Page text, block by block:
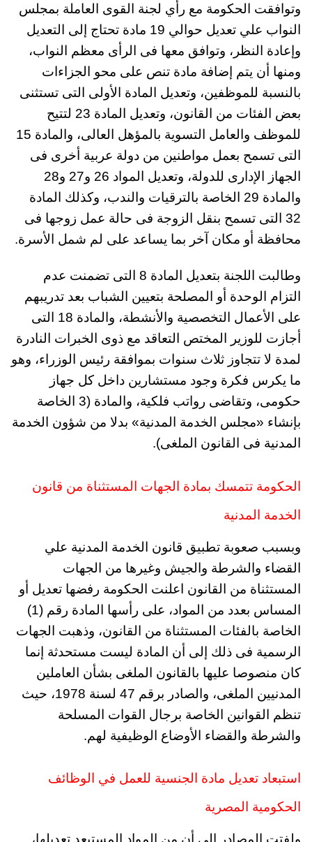
وتوافقت الحكومة مع رأي لجنة القوى العاملة بمجلس
النواب علي تعديل حوالي 19 مادة تحتاج إلى التعديل
وإعادة النظر، وتوافق معها فى الرأى معظم النواب،
ومنها أن يتم إضافة مادة تنص على محو الجزاءات
بالنسبة للموظفين، وتعديل المادة الأولى التى تستثنى
بعض الفئات من القانون، وتعديل المادة 23 لتتيح
للموظف والعامل التسوية بالمؤهل العالى، والمادة 15
التى تسمح بعمل مواطنين من دولة عربية أخرى فى
الجهاز الإدارى للدولة، وتعديل المواد 26 و27 و28
والمادة 29 الخاصة بالترقيات والندب، وكذلك المادة
32 التى تسمح بنقل الزوجة فى حالة عمل زوجها فى
محافظة أو مكان آخر بما يساعد على لم شمل الأسرة.
وطالبت اللجنة بتعديل المادة 8 التى تضمنت عدم
التزام الوحدة أو المصلحة بتعيين الشباب بعد تدريبهم
على الأعمال التخصصية والأنشطة، والمادة 18 التى
أجازت للوزير المختص التعاقد مع ذوى الخبرات النادرة
لمدة لا تتجاوز ثلاث سنوات بموافقة رئيس الوزراء، وهو
ما يكرس فكرة وجود مستشارين داخل كل جهاز
حكومى، وتقاضى رواتب فلكية، والمادة (3 الخاصة
بإنشاء «مجلس الخدمة المدنية» بدلا من شؤون الخدمة
المدنية فى القانون الملغى).
الحكومة تتمسك بمادة الجهات المستثناة من قانون
الخدمة المدنية
وبسبب صعوبة تطبيق قانون الخدمة المدنية علي
القضاء والشرطة والجيش وغيرها من الجهات
المستثناة من القانون اعلنت الحكومة رفضها تعديل أو
المساس بعدد من المواد، على رأسها المادة رقم (1)
الخاصة بالفئات المستثناة من القانون، وذهبت الجهات
الرسمية فى ذلك إلى أن المادة ليست مستحدثة إنما
كان منصوصا عليها بالقانون الملغى بشأن العاملين
المدنيين الملغى، والصادر برقم 47 لسنة 1978، حيث
تنظم القوانين الخاصة برجال القوات المسلحة
والشرطة والقضاء الأوضاع الوظيفية لهم.
استبعاد تعديل مادة الجنسية للعمل في الوظائف
الحكومية المصرية